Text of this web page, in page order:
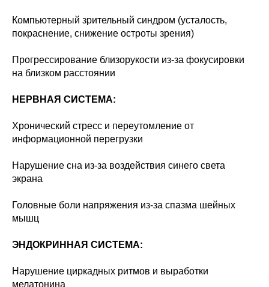
Компьютерный зрительный синдром (усталость,
покраснение, снижение остроты зрения)
Прогрессирование близорукости из-за фокусировки
на близком расстоянии
НЕРВНАЯ СИСТЕМА:
Хронический стресс и переутомление от
информационной перегрузки
Нарушение сна из-за воздействия синего света
экрана
Головные боли напряжения из-за спазма шейных
мышц
ЭНДОКРИННАЯ СИСТЕМА:
Нарушение циркадных ритмов и выработки
мелатонина